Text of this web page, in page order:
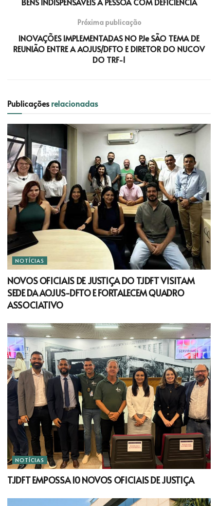
Próxima publicação
INOVAÇÕES IMPLEMENTADAS NO PJe SÃO TEMA DE
REUNIÃO ENTRE A AOJUS/DFTO E DIRETOR DO NUCOV
DO TRF-1
Publicaçõesrelacionadas
NOTÍCIAS
NOVOS OFICIAIS DE JUSTIÇA DO TJDFT VISITAM
SEDE DA AOJUS-DFTO E FORTALECEM QUADRO
ASSOCIATIVO
NOTÍCIAS
TJDFT EMPOSSA 10 NOVOS OFICIAIS DE JUSTIÇA